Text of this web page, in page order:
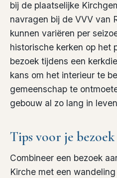
bij de plaatselijke
navragen bij de VVV van
kunnen variëren per
historische kerken op het
bezoek tijdens een
kans om het interieur te
gemeenschap te
gebouw al zo lang in
Tips voor je bezoek
Combineer een bezoek
Kirche met een